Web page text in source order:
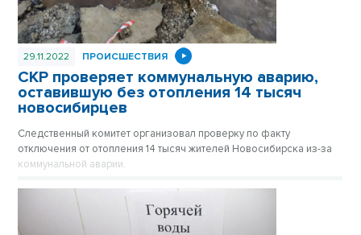
29.11.2022 ПРОИСШЕСТВИЯ
СКР проверяет коммунальную аварию,
оставившую без отопления 14 тысяч
новосибирцев
Следственный комитет организовал проверку по факту
отключения от отопления 14 тысяч жителей Новосибирска из-за
коммунальной аварии.